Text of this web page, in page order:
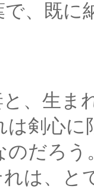
で、既
くる
は剣心
のだろう
も「